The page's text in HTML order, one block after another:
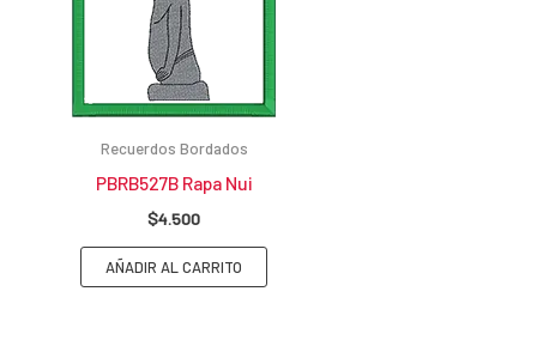
Recuerdos Bordados
PBRB527B Rapa Nui
$4.500
AÑADIR AL CARRITO